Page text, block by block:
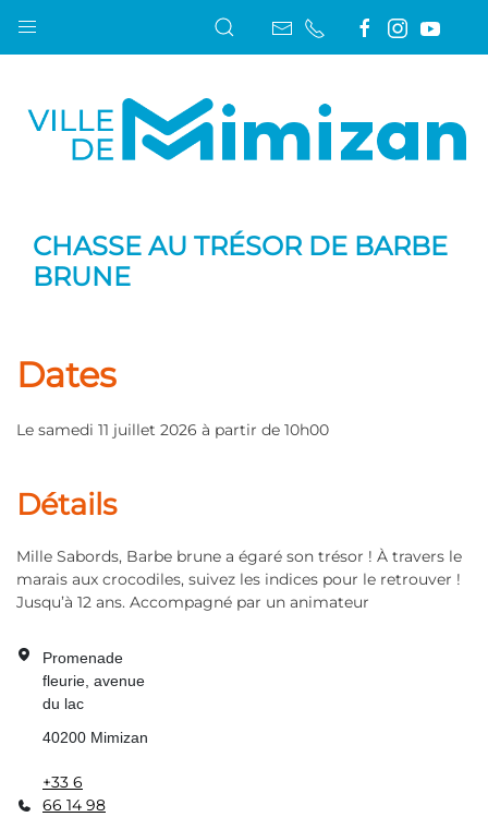
CHASSE AU TRÉSOR DE BARBE
BRUNE
Dates
Le samedi 11 juillet 2026 à partir de 10h00
Détails
Mille Sabords, Barbe brune a égaré son trésor ! À travers le
marais aux crocodiles, suivez les indices pour le retrouver !
Jusqu’à 12 ans. Accompagné par un animateur
Promenade
fleurie, avenue
du lac
40200 Mimizan
+33 6
66 14 98